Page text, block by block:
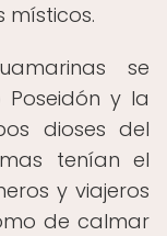
se
y la
dioses del
tenían el
y viajeros
de calmar